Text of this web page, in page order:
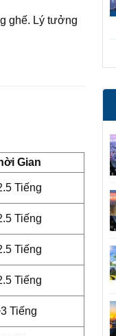
ghế. Lý tưởng
Gian
Tiếng
Tiếng
Tiếng
Tiếng
Tiếng